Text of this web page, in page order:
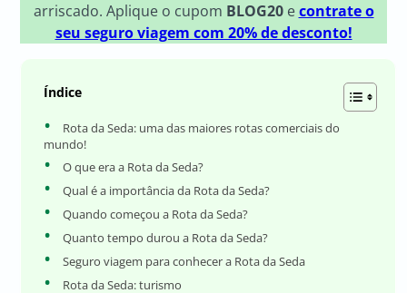
arriscado. Aplique o cupom BLOG20econtrate o
seu seguro viagem com 20% de desconto!
Índice
Rota da Seda: uma das maiores rotas comerciais do
mundo!
O que era a Rota da Seda?
Qual é a importância da Rota da Seda?
Quando começou a Rota da Seda?
Quanto tempo durou a Rota da Seda?
Seguro viagem para conhecer a Rota da Seda
Rota da Seda: turismo